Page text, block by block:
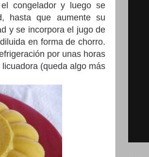
congelador y luego se
hasta que aumente su
y se incorpora el jugo de
en forma de chorro.
por unas horas
(queda algo más